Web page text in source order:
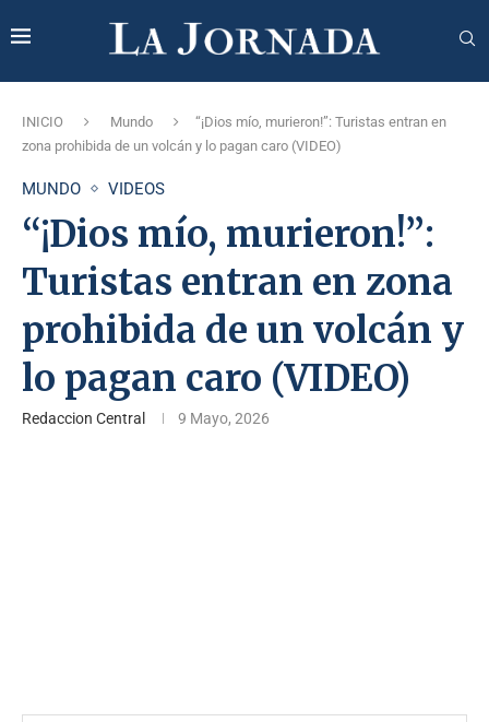
INICIO Mundo
“¡Dios mío, murieron!”: Turistas entran en
zona prohibida de un volcán y lo pagan caro (VIDEO)
MUNDO VIDEOS
“¡Dios mío, murieron!”:
Turistas entran en zona
prohibida de un volcán y
lo pagan caro (VIDEO)
Redaccion Central 9 Mayo, 2026